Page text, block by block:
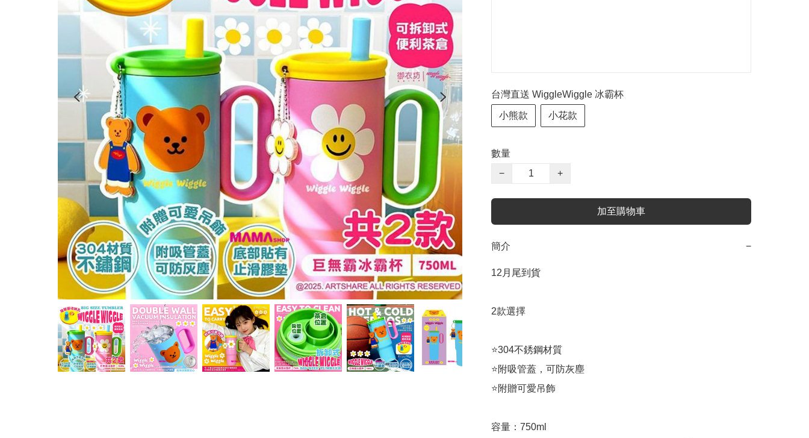
台灣直送 WiggleWiggle 冰霸杯
小熊款 小花款
數量
−
+
加至購物車
簡介 −
12月尾到貨
2款選擇
⭐️304不銹鋼材質
⭐️附吸管蓋，可防灰塵
⭐️附贈可愛吊飾
容量：750ml